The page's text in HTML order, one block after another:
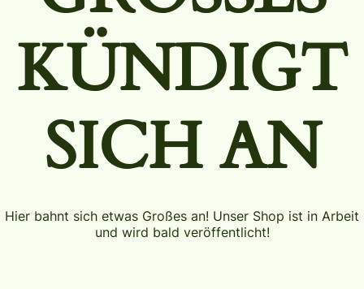
ÜNDIGT S
ICH AN
Hier bahnt sich etwas Großes an! Unser Shop ist in Arbeit
und wird bald veröffentlicht!